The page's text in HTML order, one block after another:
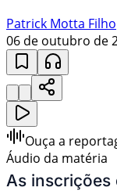
Patrick Motta Filho
06 de outubro de
Ouça a
Áudio da matéria
As inscrições